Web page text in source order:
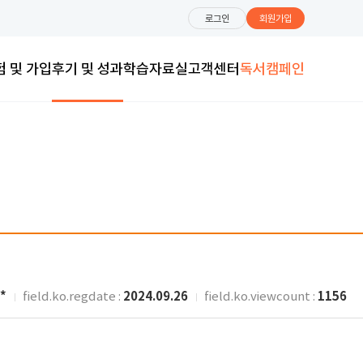
로그인 회원가입
및 가입후기 및 성과학습자료실고객센터독서캠페인
field.ko.regdate : 2024.09.26 field.ko.viewcount : 1156